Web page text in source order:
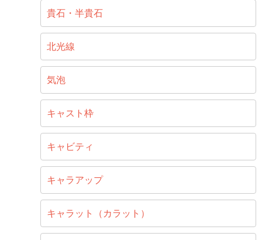
貴石・半貴石
北光線
気泡
キャスト枠
キャビティ
キャラアップ
キャラット（カラット）